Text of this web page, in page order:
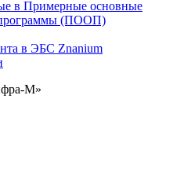
в Примерные основные
программы (ПООП)
в ЭБС Znanium
М»